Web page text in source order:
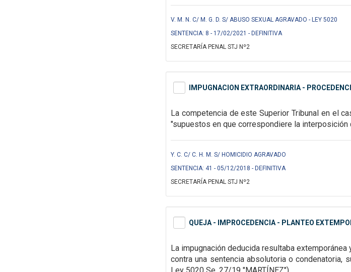
V. M. N. C/ M. G. D. S/ ABUSO SEXUAL AGRAVADO - LEY 5020
SENTENCIA: 8 - 17/02/2021 - DEFINITIVA
SECRETARÍA PENAL STJ Nº2
IMPUGNACION EXTRAORDINARIA -
La competencia de este Superior Tribunal en el
"supuestos en que correspondiere la interposición
Y. C. C/ C. H. M. S/ HOMICIDIO AGRAVADO
SENTENCIA: 41 - 05/12/2018 - DEFINITIVA
SECRETARÍA PENAL STJ Nº2
QUEJA - IMPROCEDENCIA - PLANTEO
La impugnación deducida resultaba extemporánea
contra una sentencia absolutoria o condenatoria,